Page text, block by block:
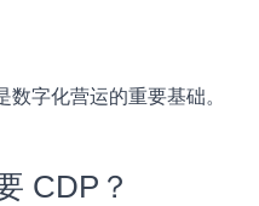
字化营运的重要基础。
CDP？